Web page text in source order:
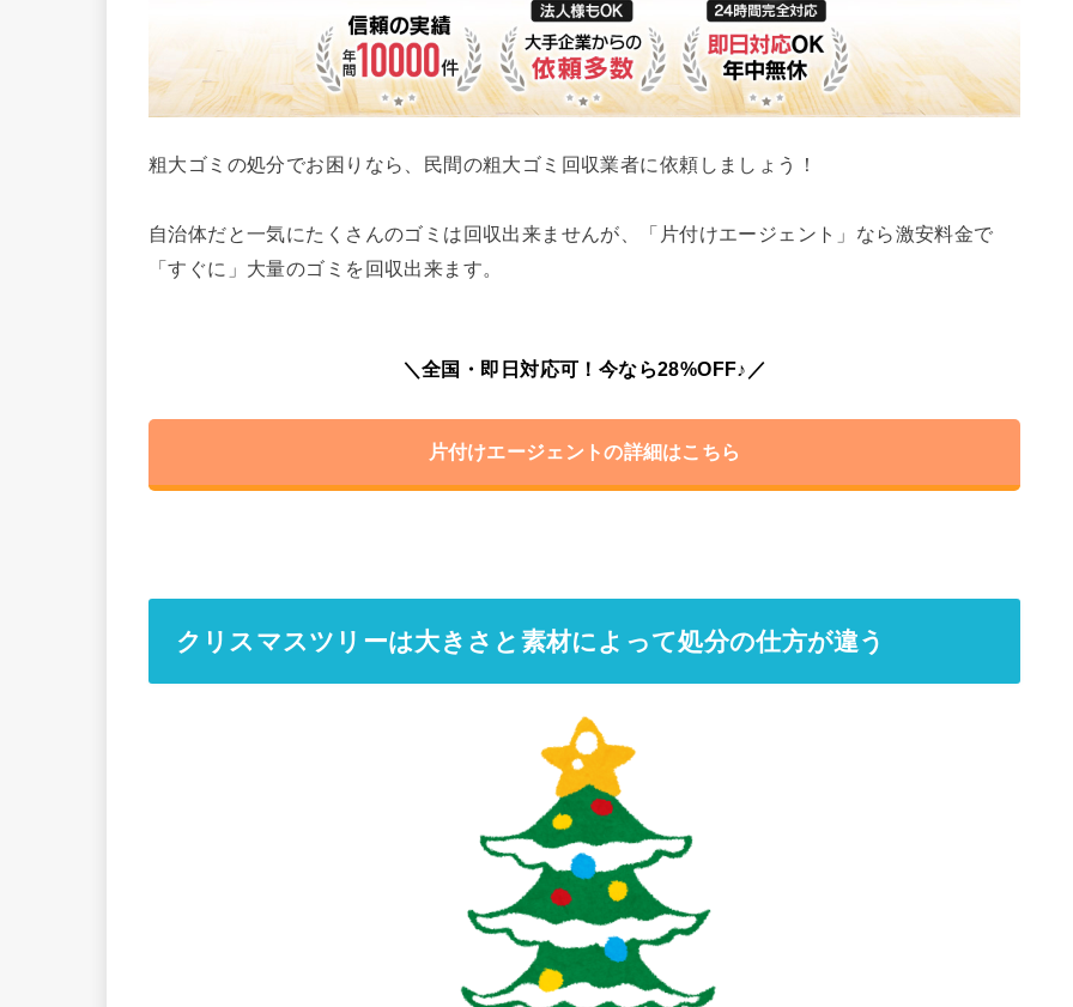
粗大ゴミの処分でお困りなら、民間の粗大ゴミ回収業者に依頼しましょう！
自治体だと一気にたくさんのゴミは回収出来ませんが、「片付けエージェント」なら激安料金で
「すぐに」大量のゴミを回収出来ます。
＼全国・即日対応可！今なら28%OFF♪／
片付けエージェントの詳細はこちら
クリスマスツリーは大きさと素材によって処分の仕方が違う